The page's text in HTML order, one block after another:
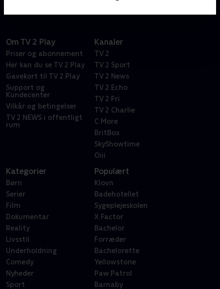
Om TV 2 Play
Priser og abonnement
Her kan du se TV 2 Play
Gavekort til TV 2 Play
Support og
Kundecenter
Vilkår og betingelser
TV 2 NEWS i offentligt
rum
Kanaler
TV 2
TV 2 Sport
TV 2 News
TV 2 Echo
TV 2 Fri
TV 2 Charlie
C More
BritBox
SkyShowtime
Oiii
Kategorier
Børn
Serier
Film
Dokumentar
Reality
Livsstil
Underholdning
Comedy
Nyheder
Sport
Populært
Klovn
Badehotellet
Sygeplejeskolen
X Factor
Bachelor
Forræder
Bachelorette
Yellowstone
Paw Patrol
Barnaby